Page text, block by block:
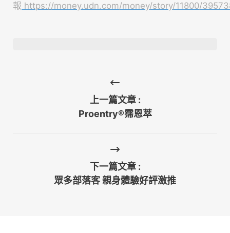
報 https://money.udn.com/money/story/11800/
上一篇文章 :
Proentry®霈恩萃
下一篇文章 :
眾多部落客 親身體驗好評激推